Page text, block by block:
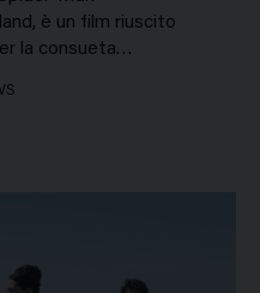
è un film riuscito
la consueta…